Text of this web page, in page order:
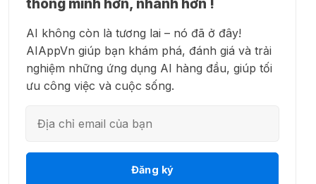
Business miễn phí tháng
đầu + 1.250 Codex Credits
12 Thg 07 2026
credit vô hạn
11 Thg 07 2026
thành phim chất lượng cao
💻 Blackbox AI - Trợ lý lập trình
thông minh
trình công việc
thông minh hơn, nhanh hơn !
AI không còn là tương lai – nó đã ở đây!
AIAppVn giúp bạn khám phá, đánh giá và trải
nghiệm những ứng dụng AI hàng đầu, giúp tối
ưu công việc và cuộc sống.
Đăng ký